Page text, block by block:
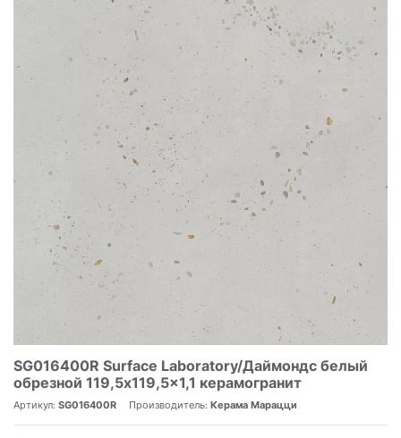
SG016400R Surface Laboratory/Даймондс белый
обрезной 119,5x119,5x1,1 керамогранит
Артикул: SG016400R Производитель: Керама Марацци